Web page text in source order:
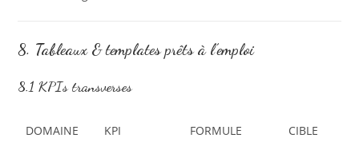
8. Tableaux & templates prêts à l’emploi
8.1 KPIs transverses
DOMAINE KPI FORMULE
CIBLE